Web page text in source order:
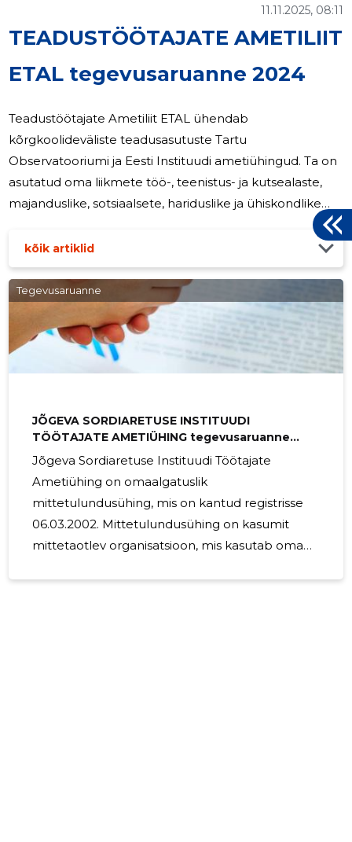
TEADUSTÖÖTAJATE AMETILIIT
ETAL tegevusaruanne 2024
11.11.2025, 08:11
Teadustöötajate Ametiliit ETAL ühendab
kõrgkoolideväliste teadusasutuste Tartu
Observatooriumi ja Eesti Instituudi ametiühingud. Ta on
asutatud oma liikmete töö-, teenistus- ja kutsealaste,
majanduslike, sotsiaalsete, hariduslike ja ühiskondlike
huvide ning nendest tulenevate õiguste esindamiseks ja
kaitsmiseks ühistegevuse kaudu. ETAL on Eesti
Kõrgkoolide Teadus- ja Arendusasutuste Ametiliitude
Ühenduse ETAL liige. ETAL tegevus lähtub oma liikmete
ning kõigi töötajate õiguste ja huvide esindamise ja
kaitsmise põhimõtetest.
kõik artiklid
Tegevusaruanne
JÕGEVA SORDIARETUSE INSTITUUDI
TÖÖTAJATE AMETIÜHING tegevusaruanne
2024
Jõgeva Sordiaretuse Instituudi Töötajate
Ametiühing on omaalgatuslik
mittetulundusühing, mis on kantud registrisse
06.03.2002. Mittetulundusühing on kasumit
mittetaotlev organisatsioon, mis kasutab oma